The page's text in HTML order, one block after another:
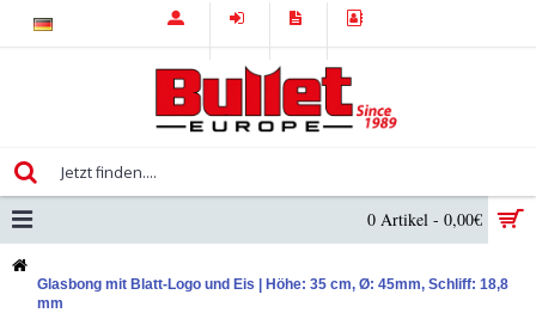
0 Artikel - 0,00€
Glasbong mit Blatt-Logo und Eis | Höhe: 35 cm, Ø: 45mm, Schliff: 18,8
mm